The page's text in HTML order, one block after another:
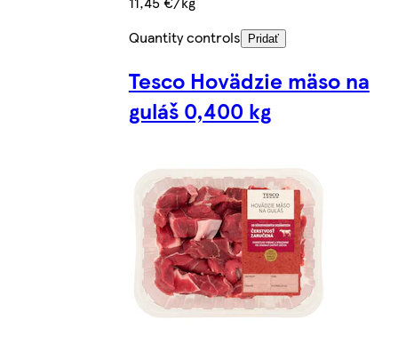
Quantity controls
Pridať
Tesco Hovädzie mäso na
guláš 0,400 kg